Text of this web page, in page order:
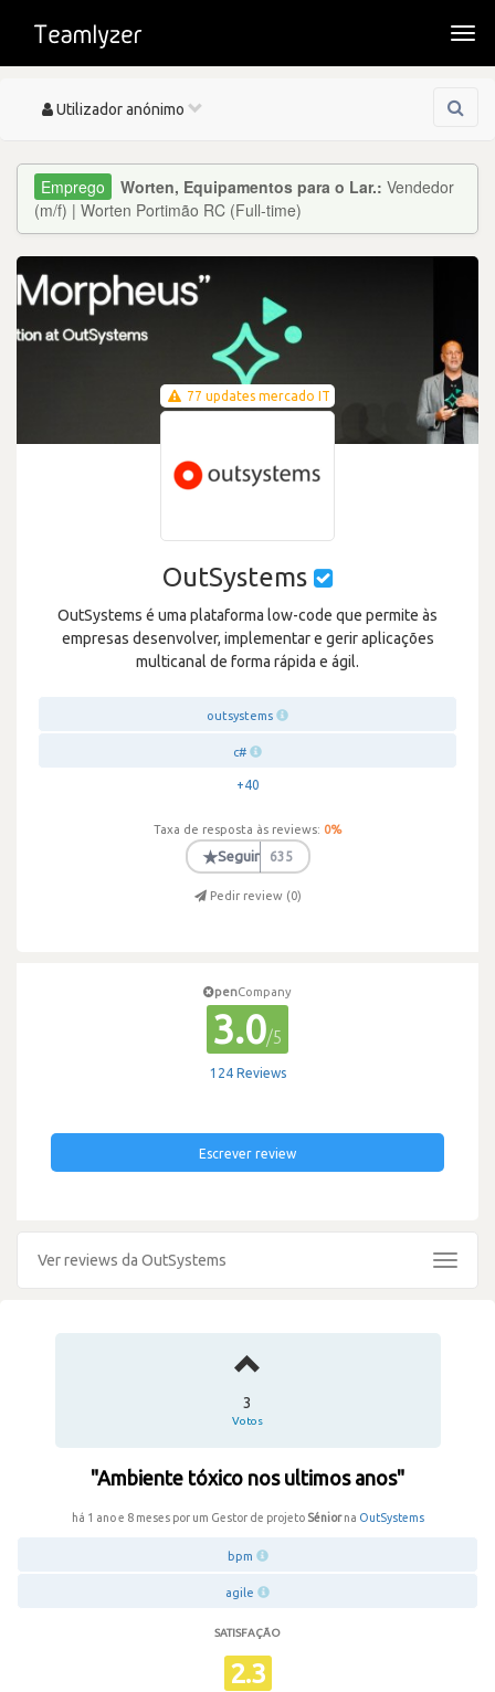
Toggle
Utilizador anónimo
Worten, Equipamentos para o Lar.: Vendedor
(m/f) | Worten Portimão RC (Full-time)
77 updates mercado IT
OutSystems
OutSystems é uma plataforma low-code que permite às
empresas desenvolver, implementar e gerir aplicações
multicanal de forma rápida e ágil.
outsystems
c#
+40
Taxa de resposta às reviews: 0%
★Seguir 635
Pedir review (0)
penCompany
3.0/5
124 Reviews
Escrever review
Ver reviews da OutSystems
Toggle
3
Votos
"Ambiente tóxico nos ultimos anos"
há 1 ano e 8 meses por um Gestor de projeto Séniorna OutSystems
bpm
agile
SATISFAÇÃO
2.3